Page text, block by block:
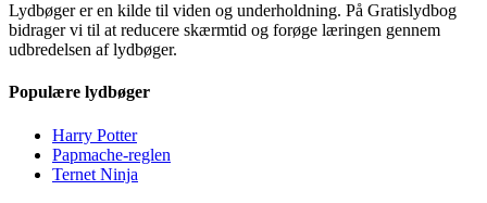
Lydbøger er en kilde til viden og underholdning. På Gratislydbog
bidrager vi til at reducere skærmtid og forøge læringen gennem
udbredelsen af lydbøger.
Populære lydbøger
Harry Potter
Papmache-reglen
Ternet Ninja